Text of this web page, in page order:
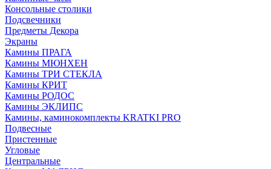
Консольные столики
Подсвечники
Предметы Декора
Экраны
Камины ПРАГА
Камины МЮНХЕН
Камины ТРИ СТЕКЛА
Камины КРИТ
Камины РОДОС
Камины ЭКЛИПС
Камины, каминокомплекты KRATKI PRO
Подвесные
Пристенные
Угловые
Центральные